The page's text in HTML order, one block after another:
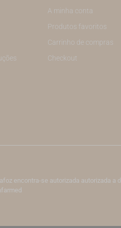
A minha conta
Produtos favoritos
Carrinho de compras
Checkout
encontra-se autorizada autorizada a